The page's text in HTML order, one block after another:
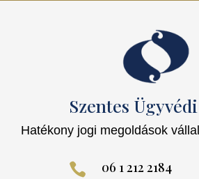
Szentes
Hatékony jogi megoldások
 06 1 212 2184